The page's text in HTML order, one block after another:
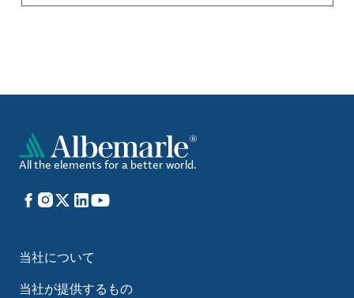
All the elements for a better world.
Facebook
Instagram
X LinkedIn
YouTube
当社について
当社が提供するもの